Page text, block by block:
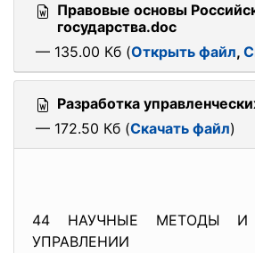
Правовые основы
государства.doc
— 135.00 Кб (Открыть файл,
Разработка
— 172.50 Кб (Скачать файл)
44 НАУЧНЫЕ МЕТОДЫ
УПРАВЛЕНИИ